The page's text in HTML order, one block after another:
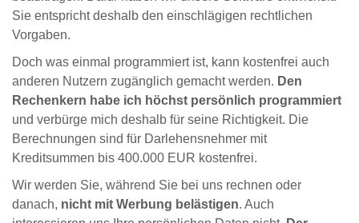
Sie entspricht deshalb den einschlägigen rechtlichen
Vorgaben.
Doch was einmal programmiert ist, kann kostenfrei auch
anderen Nutzern zugänglich gemacht werden. Den
Rechenkern habe ich höchst persönlich programmiert
und verbürge mich deshalb für seine Richtigkeit. Die
Berechnungen sind für Darlehensnehmer mit
Kreditsummen bis 400.000 EUR kostenfrei.
Wir werden Sie, während Sie bei uns rechnen oder
danach, nicht mit Werbung belästigen. Auch